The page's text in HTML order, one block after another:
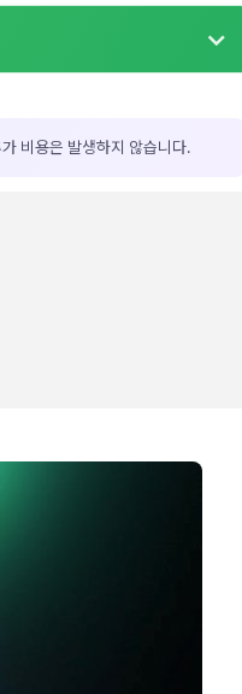
비용은 발생하지 않습니다.